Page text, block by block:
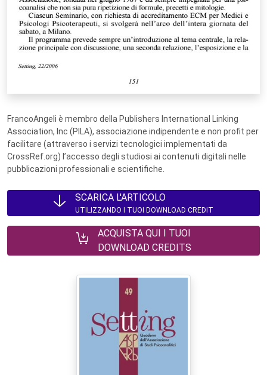
FrancoAngeli è membro della Publishers International Linking
Association, Inc (PILA), associazione indipendente e non profit per
facilitare (attraverso i servizi tecnologici implementati da
CrossRef.org) l’accesso degli studiosi ai contenuti digitali nelle
pubblicazioni professionali e scientifiche.
SCARICA L'ARTICOLO
UTILIZZANDO I TUOI DOWNLOAD CREDIT
ACQUISTA QUI I TUOI
DOWNLOAD CREDITS